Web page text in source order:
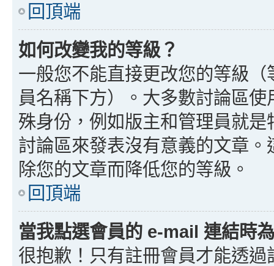
回頂端
如何改變我的等級？
一般您不能直接更改您的等級
員名稱下方）。大多數討論區
殊身份，例如版主和管理員就
討論區來發表沒有意義的文章
除您的文章而降低您的等級。
回頂端
當我點選會員的 e-mail 連結時
很抱歉！只有註冊會員才能透